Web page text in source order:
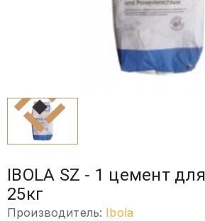
IBOLA SZ - 1 цемент
25кг
Производитель: Ibola